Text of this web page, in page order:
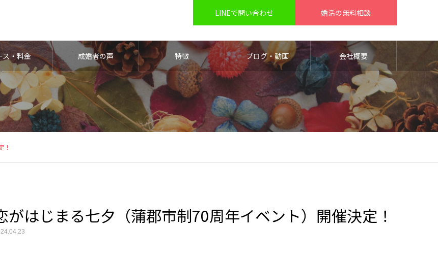
LINEで問い合わせ 婚活の無料相談
ス・料金 成婚者の声 特徴 ブログ・動画 会社概要
！
がはじまる七夕（蒲郡市制70周年イベント）開催決定！